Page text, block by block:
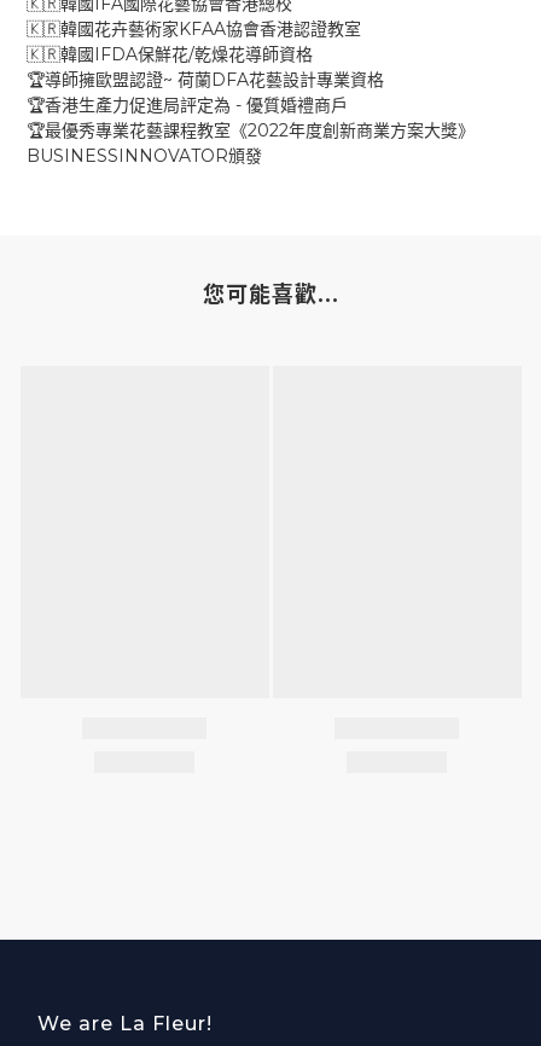
韓國 國際花藝協會香港總校
🇰🇷韓國花卉藝術家 KFAA協會香港認證教室
🇰🇷韓國 IFDA保鮮花/乾燥花導師資格
🏆導師擁歐盟認證~ 荷蘭 DFA花藝設計專業資格
🏆香港生產力促進局評定為 - 優質婚禮商戶
🏆最優秀專業花藝課程教室《2022年度創新商業方案大獎》
BUSINESSINNOVATOR頒發
您可能喜歡...
We are La Fleur!